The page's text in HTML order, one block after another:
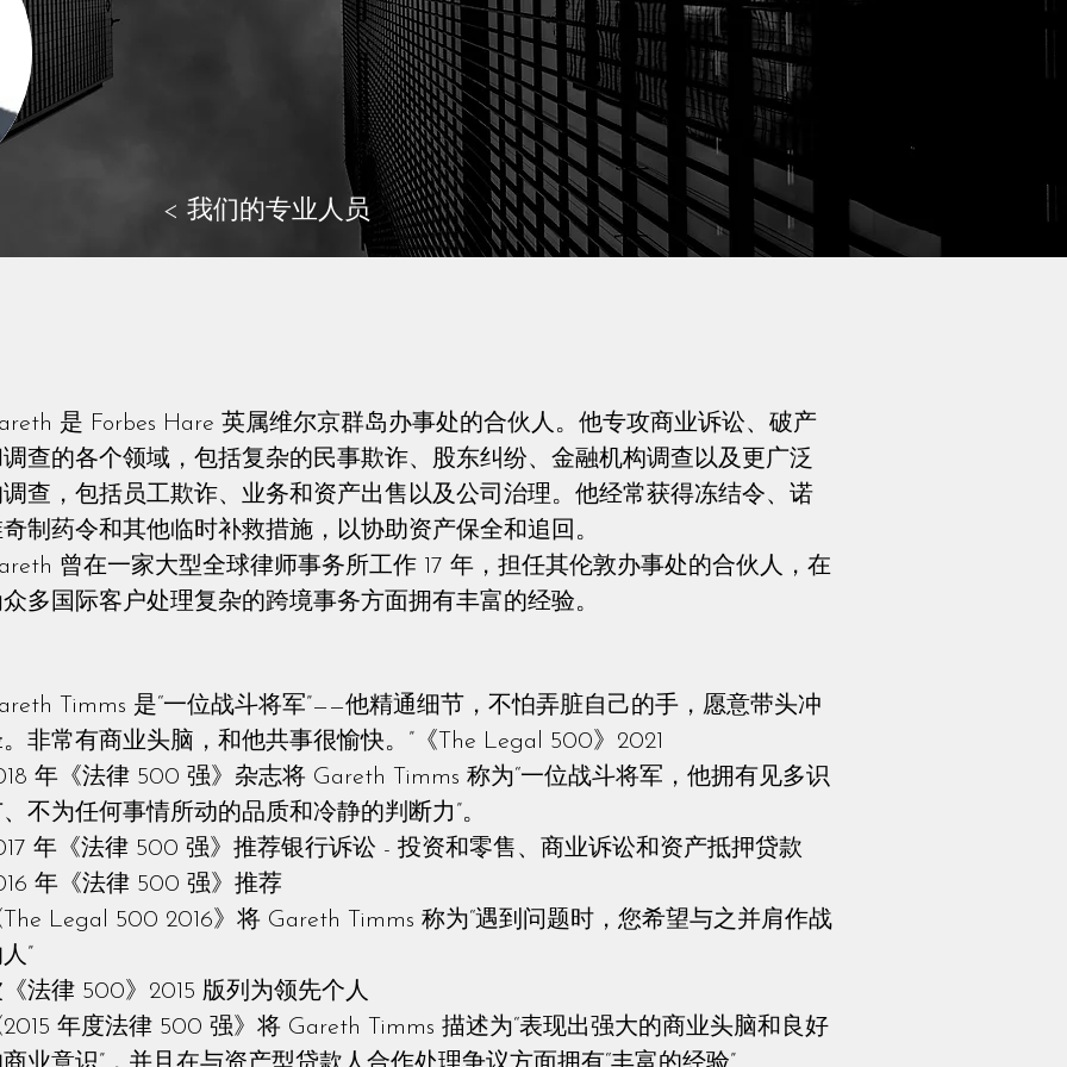
< 我们的专业人员
是 Forbes Hare 英属维尔京群岛办事处的合伙人。他专攻商业诉讼、破产
查的各个领域，包括复杂的民事欺诈、股东纠纷、金融机构调查以及更广泛
查，包括员工欺诈、业务和资产出售以及公司治理。他经常获得冻结令、诺
制药令和其他临时补救措施，以协助资产保全和追回。
曾在一家大型全球律师事务所工作 17 年，担任其伦敦办事处的合伙人，在
多国际客户处理复杂的跨境事务方面拥有丰富的经验。
Timms 是“一位战斗将军”——他精通细节，不怕弄脏自己的手，愿意带头冲
非常有商业头脑，和他共事很愉快。”《The Legal 500》2021
年《法律 500 强》杂志将 Gareth Timms 称为“一位战斗将军，他拥有见多识
不为任何事情所动的品质和冷静的判断力”。
年《法律 500 强》推荐银行诉讼 - 投资和零售、商业诉讼和资产抵押贷款
年《法律 500 强》推荐
Legal 500 2016》将 Gareth Timms 称为“遇到问题时，您希望与之并肩作战
”
法律 500》2015 版列为领先个人
年度法律 500 强》将 Gareth Timms 描述为“表现出强大的商业头脑和良好